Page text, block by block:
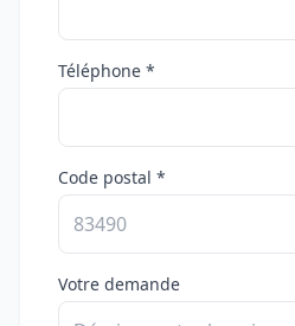
Téléphone *
Code postal *
Votre demande